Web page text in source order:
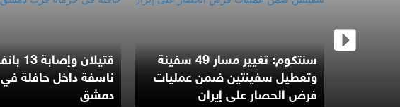
سنتكوم: تغيير مسار 49 سفينة
وتعطيل سفينتين ضمن عمليات
فرض الحصار على إيران
قتيلان
ناسفة داخل حافلة
دمشق